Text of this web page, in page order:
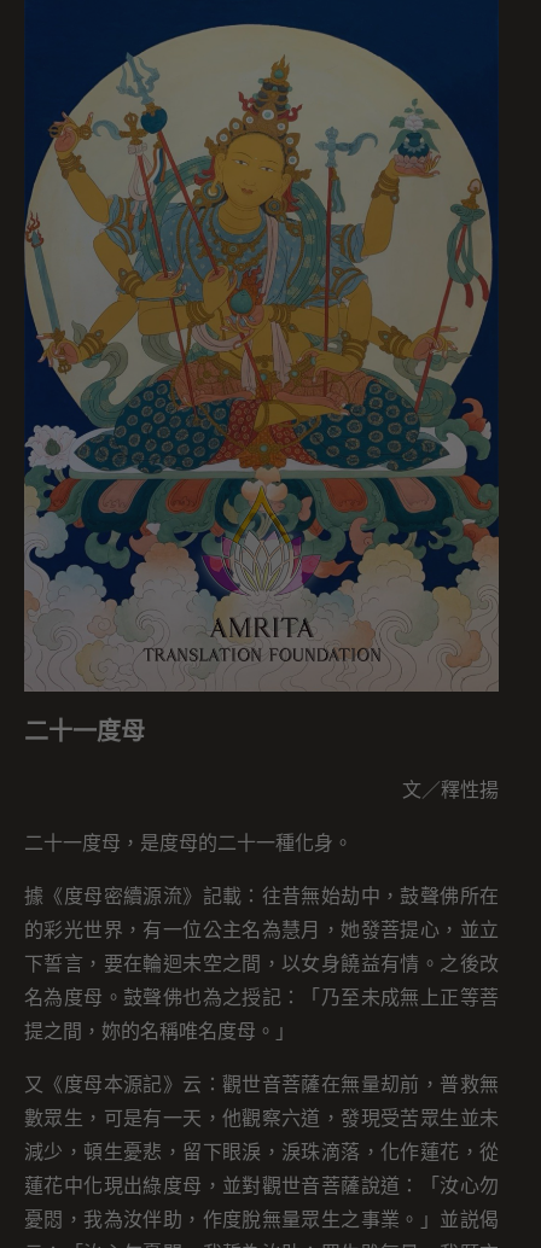
二十一度母
文／釋性揚
二十一度母，是度母的二十一種化身。
據《度母密續源流》記載：往昔無始劫中，鼓聲佛所在
的彩光世界，有一位公主名為慧月，她發菩提心，並立
下誓言，要在輪迴未空之間，以女身饒益有情。之後改
名為度母。鼓聲佛也為之授記：「乃至未成無上正等菩
提之間，妳的名稱唯名度母。」
又《度母本源記》云：觀世音菩薩在無量刧前，普救無
數眾生，可是有一天，他觀察六道，發現受苦眾生並未
減少，頓生憂悲，留下眼淚，淚珠滴落，化作蓮花，從
蓮花中化現出綠度母，並對觀世音菩薩說道：「汝心勿
憂悶，我為汝伴助，作度脫無量眾生之事業。」並説偈